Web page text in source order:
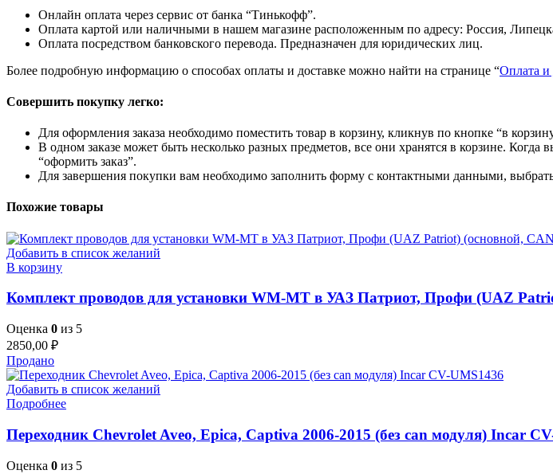
Онлайн оплата через сервис от банка “Тинькофф”.
Оплата картой или наличными в нашем магазине расположенным по адресу: Россия,
Оплата посредством банковского перевода. Предназначен для юридических лиц.
Более подробную информацию о способах оплаты и доставке можно найти на странице “Оплата и
Совершить покупку легко:
Для оформления заказа необходимо поместить товар в корзину, кликнув по кнопке “в
В одном заказе может быть несколько разных предметов, все они хранятся в корзине.
“оформить заказ”.
Для завершения покупки вам необходимо заполнить форму с контактными данными,
Похожие товары
Добавить в список желаний
В корзину
Комплект проводов для установки WM-MT в УАЗ Патриот, Профи (UAZ
Оценка 0 из 5
2850,00 ₽
Продано
Добавить в список желаний
Подробнее
Переходник Chevrolet Aveo, Epica, Captiva 2006-2015 (без can модуля) Incar
Оценка 0 из 5